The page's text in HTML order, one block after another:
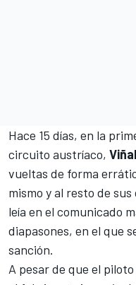
Hace 15 días, en la
circuito austríaco,
vueltas de forma
mismo y al resto de
leía en el comunicado
diapasones, en el que
sanción.
A pesar de que el